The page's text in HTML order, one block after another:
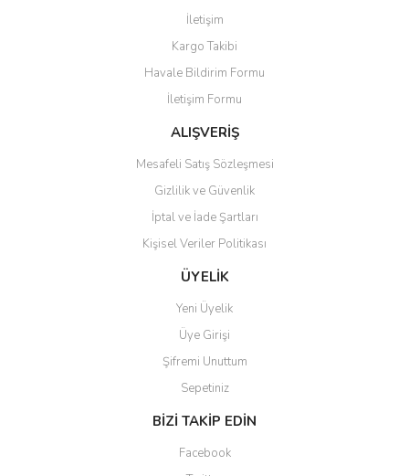
Ürün resmi kalitesiz, bozuk veya görüntülenemiyor.
Ürün açıklamasında eksik bilgiler bulunuyor.
Ürün bilgilerinde hatalar bulunuyor.
Ürün fiyatı diğer sitelerden daha pahalı.
Gönder
İletişim
Kargo Takibi
Havale Bildirim Formu
İletişim Formu
ALIŞVERİŞ
Mesafeli Satış Sözleşmesi
Gizlilik ve Güvenlik
İptal ve İade Şartları
Kişisel Veriler Politikası
ÜYELİK
Yeni Üyelik
Üye Girişi
Şifremi Unuttum
Sepetiniz
BİZİ TAKİP EDİN
Facebook